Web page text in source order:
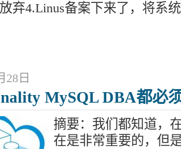
弃4.Linus备案下来了，将系
28日
MySQL DBA都必
摘要：我们都知道，
在是非常重要的，但